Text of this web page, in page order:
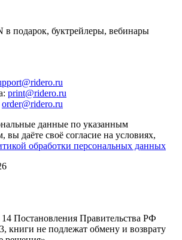
подарок, буктрейлеры, вебинары
: print@ridero.ru
order@ridero.ru
данные по указанным
даёте своё согласие на условиях,
обработки персональных данных
Постановления Правительства РФ
книги не подлежат обмену и возврату